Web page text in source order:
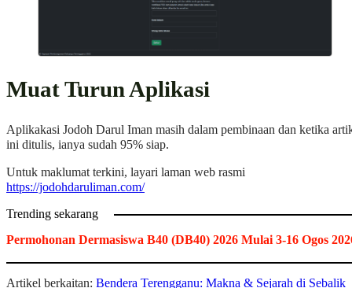
Muat Turun Aplikasi
Aplikakasi Jodoh Darul Iman masih dalam pembinaan dan ketika
ini ditulis, ianya sudah 95% siap.
Untuk maklumat terkini, layari laman web rasmi
https://jodohdaruliman.com/
Trending sekarang
Permohonan Dermasiswa B40 (DB40) 2026 Mulai 3-16 Ogos
Artikel berkaitan: Bendera Terengganu: Makna & Sejarah di Sebalik